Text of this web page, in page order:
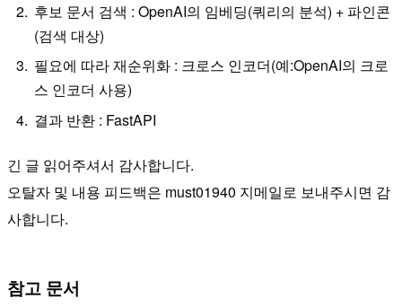
후보 문서 검색 : OpenAI의 임베딩(쿼리의 분석) + 파인콘
(검색 대상)
필요에 따라 재순위화 : 크로스 인코더(예:OpenAI의 크로
스 인코더 사용)
결과 반환 : FastAPI
긴 글 읽어주셔서 감사합니다.
오탈자 및 내용 피드백은 must01940 지메일로 보내주시면 감
사합니다.
참고 문서